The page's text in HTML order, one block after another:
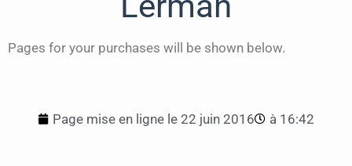
Pages for your purchases will be shown below.
Page mise en ligne le 22 juin 2016 à 16:42